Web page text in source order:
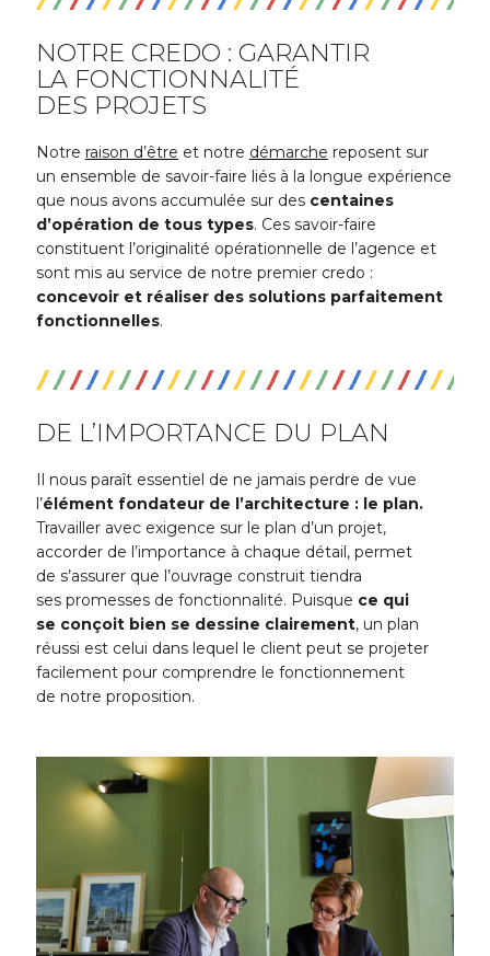
NOTRE CREDO : GARANTIR
LA FONCTIONNALITÉ
DES PROJETS
Notre raison d’être et notre démarche reposent sur
un ensemble de savoir-faire liés à la longue expérience
que nous avons accumulée sur des centaines
d’opération de tous types. Ces savoir-faire
constituent l’originalité opérationnelle de l’agence et
sont mis au service de notre premier credo :
concevoir et réaliser des solutions parfaitement
fonctionnelles.
DE L’IMPORTANCE DU PLAN
Il nous paraît essentiel de ne jamais perdre de vue
l’élément fondateur de l’architecture : le plan.
Travailler avec exigence sur le plan d’un projet,
accorder de l’importance à chaque détail, permet
de s’assurer que l’ouvrage construit tiendra
ses promesses de fonctionnalité. Puisque ce qui
se conçoit bien se dessine clairement, un plan
réussi est celui dans lequel le client peut se projeter
facilement pour comprendre le fonctionnement
de notre proposition.